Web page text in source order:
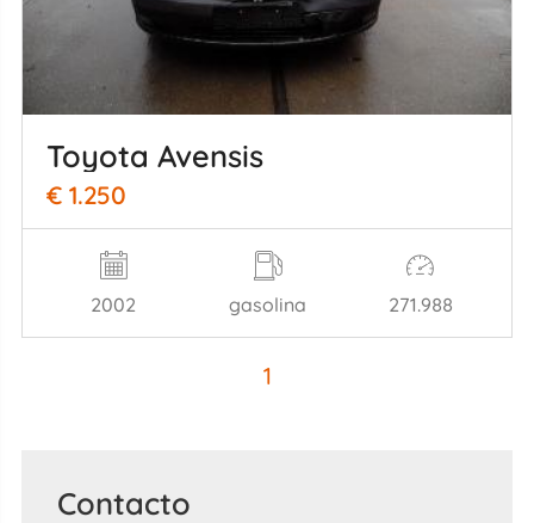
Toyota Avensis
€ 1.250
2002 gasolina 271.988
1
Contacto